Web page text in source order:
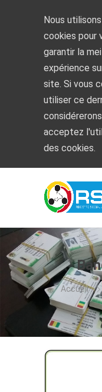
Nous
cookies pour
garantir la
expérience
site. Si vous
utiliser ce
acceptez
des cookies.
Accueil